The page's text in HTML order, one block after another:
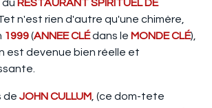
du RESTAURANT SPIRITUEL DE
n'est rien d'autre qu'une chimère,
1999(ANNEE CLÉdans le MONDE CLÉ),
est devenue bien réelle et
de JOHN CULLUM , (ce dom-tete